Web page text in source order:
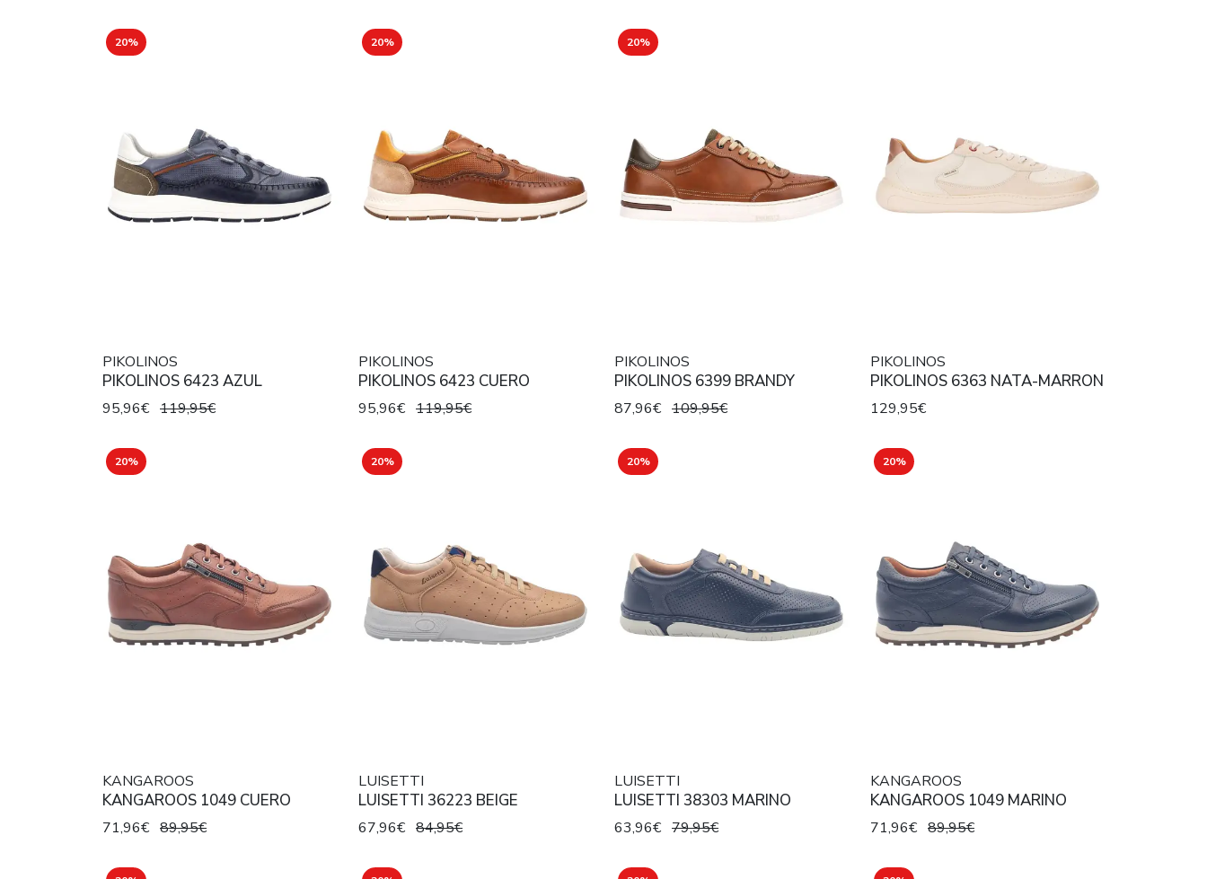
20%
PIKOLINOS
PIKOLINOS 6423 AZUL
95,96€ 119,95€
20%
PIKOLINOS
PIKOLINOS 6423 CUERO
95,96€ 119,95€
20%
PIKOLINOS
PIKOLINOS 6399 BRANDY
87,96€ 109,95€
PIKOLINOS
PIKOLINOS 6363 NATA-MARRON
129,95€
20%
KANGAROOS
KANGAROOS 1049 CUERO
71,96€ 89,95€
20%
LUISETTI
LUISETTI 36223 BEIGE
67,96€ 84,95€
20%
LUISETTI
LUISETTI 38303 MARINO
63,96€ 79,95€
20%
KANGAROOS
KANGAROOS 1049 MARINO
71,96€ 89,95€